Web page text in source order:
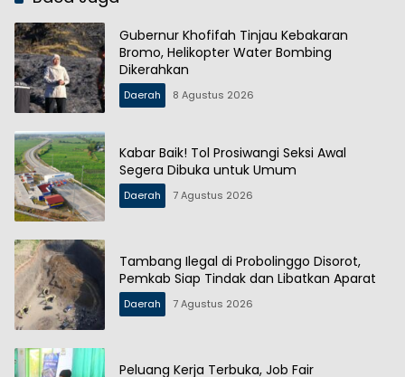
Gubernur Khofifah Tinjau Kebakaran
Bromo, Helikopter Water Bombing
Dikerahkan
Daerah 8 Agustus 2026
Kabar Baik! Tol Prosiwangi Seksi Awal
Segera Dibuka untuk Umum
Daerah 7 Agustus 2026
Tambang Ilegal di Probolinggo Disorot,
Pemkab Siap Tindak dan Libatkan Aparat
Daerah 7 Agustus 2026
Peluang Kerja Terbuka, Job Fair